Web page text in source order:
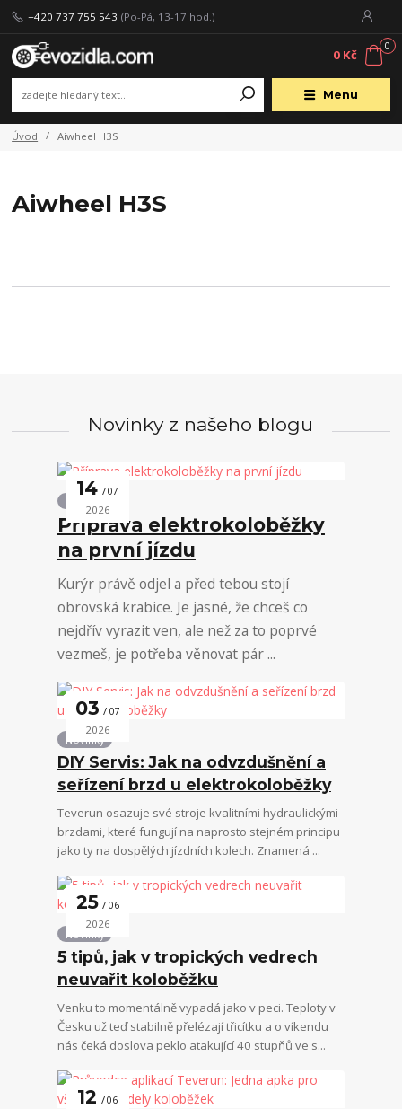
Menu
+420 737 755 543 (Po-Pá, 13-17 hod.)
0
0 Kč
Úvod Aiwheel H3S
Aiwheel H3S
Novinky z našeho blogu
14 07
2026
Příprava elektrokoloběžky
na první jízdu
Kurýr právě odjel a před tebou stojí
obrovská krabice. Je jasné, že chceš co
nejdřív vyrazit ven, ale než za to poprvé
vezmeš, je potřeba věnovat pár ...
03 07
2026
Novinky
DIY Servis: Jak na odvzdušnění a
seřízení brzd u elektrokoloběžky
Teverun osazuje své stroje kvalitními hydraulickými
brzdami, které fungují na naprosto stejném principu
jako ty na dospělých jízdních kolech. Znamená ...
25 06
2026
Novinky
5 tipů, jak v tropických vedrech
neuvařit koloběžku
Venku to momentálně vypadá jako v peci. Teploty v
Česku už teď stabilně přelézají třicítku a o víkendu
nás čeká doslova peklo atakující 40 stupňů ve s...
12 06